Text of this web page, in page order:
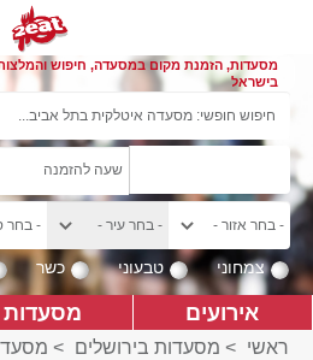
מסעדות, הזמנת מקום במסעדה, חיפוש
בישראל
צמחוני טבעוני כשר
אירועים מסעדות
ראשי > מסעדות בירושלים >